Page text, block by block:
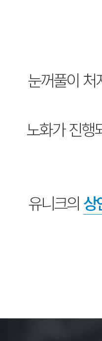
눈꺼풀이
노화가 진행
유니크의 상